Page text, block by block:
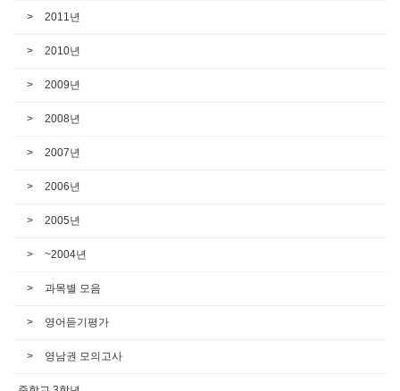
2011년
2010년
2009년
2008년
2007년
2006년
2005년
~2004년
과목별 모음
영어듣기평가
영남권 모의고사